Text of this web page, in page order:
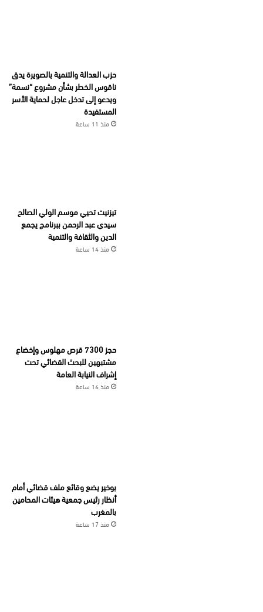
حزب العدالة والتنمية بالصويرة يدق
ناقوس الخطر بشأن مشروع “نسمة”
ويدعو إلى تدخل عاجل لحماية الأسر
المستفيدة
منذ 11 ساعة
تيزنيت تحيي موسم الولي الصالح
سيدي عبد الرحمن ببرنامج يجمع
الدين والثقافة والتنمية
منذ 14 ساعة
حجز 7300 قرص مهلوس وإخضاع
مشتبهين للبحث القضائي تحت
إشراف النيابة العامة
منذ 16 ساعة
بوخير يضع وقائع ملف قضائي أمام
أنظار رئيس جمعية هيئات المحامين
بالمغرب
منذ 17 ساعة